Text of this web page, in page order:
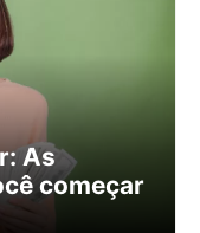
As
começar